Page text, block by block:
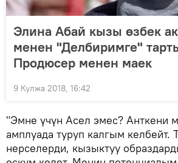
Элина Абай кызы өзбек
менен "Делбиримге"
Продюсер менен маек
9 Кулжа 2018, 16:42
"Эмне үчүн Асел эмес? Анткени
амплуада туруп калгым келбейт.
нерселерди, кызыктуу